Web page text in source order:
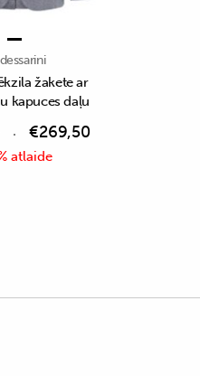
žakete ar
kapuces daļu
€269,50
atlaide